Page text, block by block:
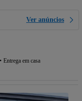
Ver anúncios
Entrega em casa